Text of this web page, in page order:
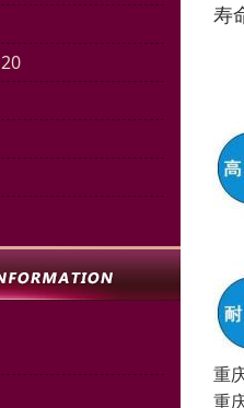
20
寿
重
重